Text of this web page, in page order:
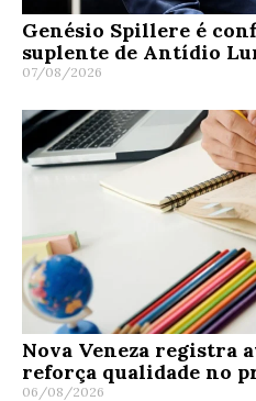
Genésio Spillere é
suplente de Antídio
07/08/2026
Nova Veneza registra
reforça qualidade no
06/08/2026